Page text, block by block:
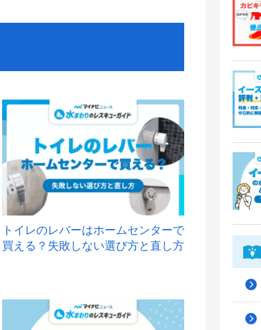
トイレのレバーはホームセンターで
買える？失敗しない選び方と直し方